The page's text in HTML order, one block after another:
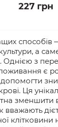
227 грн
способів
а
. Однією з
є
опомогти
Ця
зменшити
вважають
клітковини